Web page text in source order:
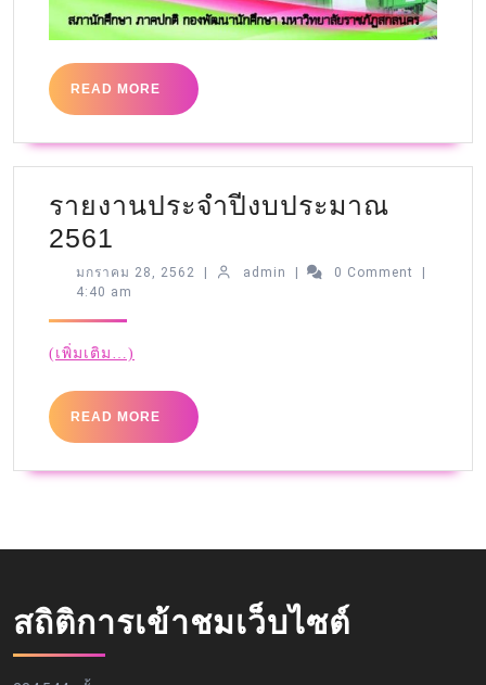
READ MORE
รายงานประจำปีงบประมาณ
2561
มกราคม 28, 2562 admin 0 Comment
4:40 am
(เพิ่มเติม…)
READ MORE
สถิติการเข้าชมเว็บไซต์